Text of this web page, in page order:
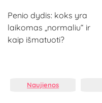
Penio dydis: koks yra
laikomas „normaliu“ ir
kaip išmatuoti?
Naujienos